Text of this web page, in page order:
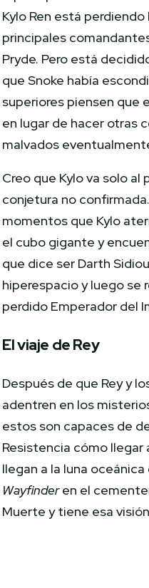
Kylo Ren está
principales
Pryde. Pero está
que Snoke había
superiores piensen que
en lugar de hacer otras
malvados
Creo que Kylo va solo al
conjetura no
momentos que Kylo
el cubo gigante y
que dice ser Darth
hiperespacio y luego se
perdido Emperador del
El viaje de Rey
Después de que Rey y
adentren en los
estos son capaces de
Resistencia cómo llegar
llegan a la luna
Wayfinderen el
Muerte y tiene esa